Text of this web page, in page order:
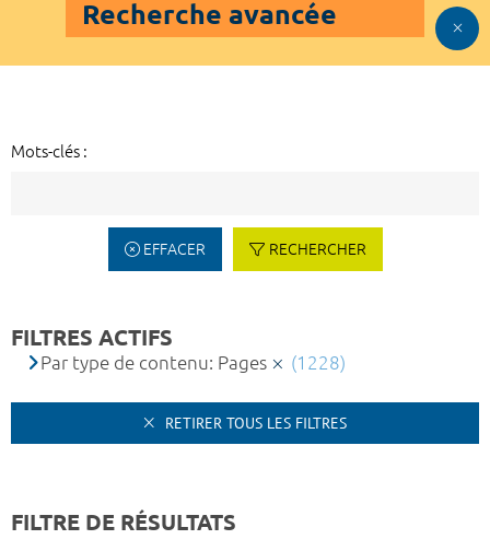
Recherche avancée
Mots-clés :
EFFACER RECHERCHER
FILTRES ACTIFS
Par type de contenu: Pages (1228)
RETIRER TOUS LES FILTRES
FILTRE DE RÉSULTATS